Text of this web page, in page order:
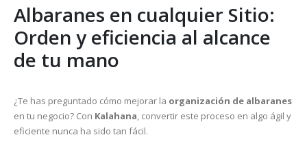
Albaranes en cualquier Sitio:
Orden y eficiencia al alcance
de tu mano
¿Te has preguntado cómo mejorar la organización de albaranes
en tu negocio? Con Kalahana, convertir este proceso en algo ágil y
eficiente nunca ha sido tan fácil.